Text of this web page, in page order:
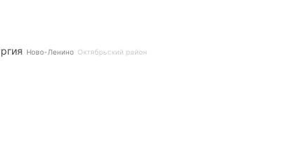
Ново-Ленино Октябрьский район